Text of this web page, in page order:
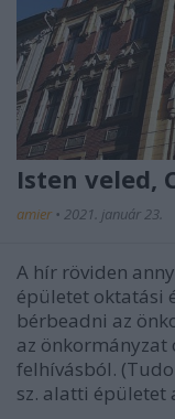
Isten veled,
amier • 2021. január 23.
A hír röviden
épületet oktatási
bérbeadni az
az
felhívásból.
sz. alatti épületet